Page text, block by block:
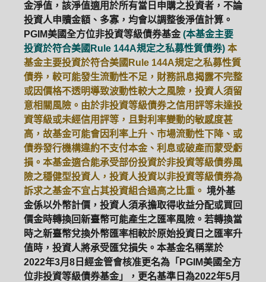
金淨值，該淨值適用於所有當日申購之投資者，不論
投資人申贖金額、多寡，均會以調整後淨值計算。
PGIM美國全方位非投資等級債券基金 (本基金主要
投資於符合美國Rule 144A規定之私募性質債券) 本
基金主要投資於符合美國Rule 144A規定之私募性質
債券，較可能發生流動性不足，財務訊息揭露不完整
或因價格不透明導致波動性較大之風險，投資人須留
意相關風險。由於非投資等級債券之信用評等未達投
資等級或未經信用評等，且對利率變動的敏感度甚
高，故基金可能會因利率上升、市場流動性下降、或
債券發行機構違約不支付本金、利息或破產而蒙受虧
損。本基金適合能承受部份投資於非投資等級債券風
險之穩健型投資人，投資人投資以非投資等級債券為
訴求之基金不宜占其投資組合過高之比重。 境外基
金係以外幣計價，投資人須承擔取得收益分配或買回
價金時轉換回新臺幣可能產生之匯率風險。若轉換當
時之新臺幣兌換外幣匯率相較於原始投資日之匯率升
值時，投資人將承受匯兌損失。本基金名稱業於
2022年3月8日經金管會核准更名為「PGIM美國全方
位非投資等級債券基金」，更名基準日為2022年5月